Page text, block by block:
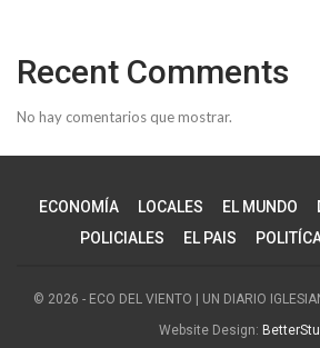
Recent Comments
No hay comentarios que mostrar.
ECONOMÍA LOCALES EL MUNDO
POLICIALES
EL PAIS
© 2026 - ECO DEL VIENTO | UN DIARIO
Website Design: